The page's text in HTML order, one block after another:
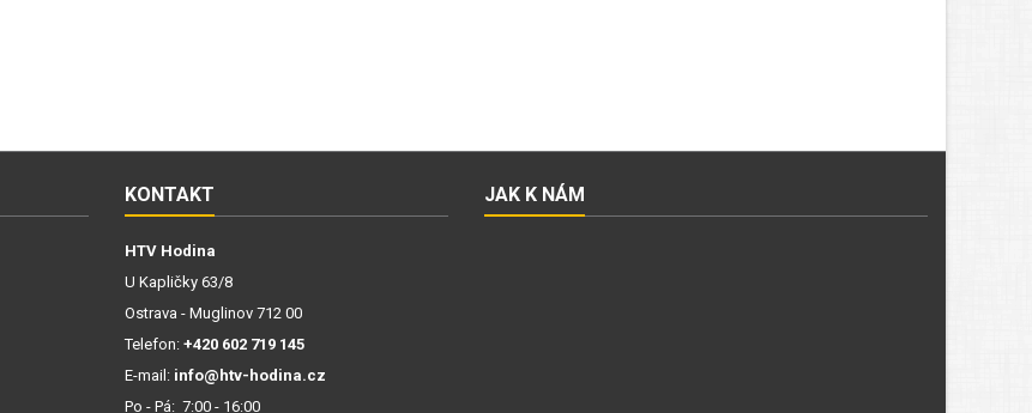
KONTAKT
HTV Hodina
U Kapličky 63/8
Ostrava - Muglinov 712 00
Telefon: +420 602 719 145
E-mail: info@htv-hodina.cz
Po - Pá: 7:00 - 16:00
JAK K NÁM